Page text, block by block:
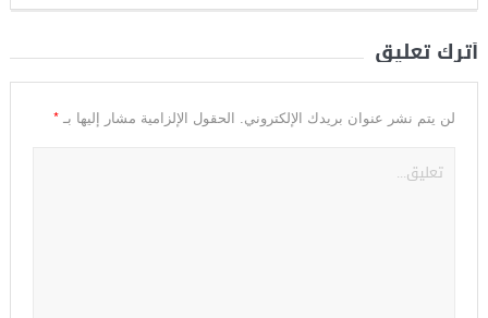
أترك تعليق
لن يتم نشر عنوان بريدك الإلكتروني. الحقول الإلزامية مشار إليها بـ *